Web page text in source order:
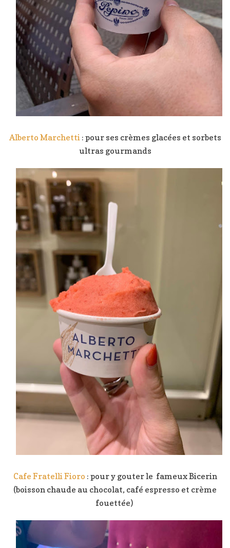
Alberto Marchetti: pour ses crèmes glacées et sorbets
ultras gourmands
Cafe Fratelli Fioro : pour y gouter le fameux Bicerin
(boisson chaude au chocolat, café espresso et crème
fouettée)